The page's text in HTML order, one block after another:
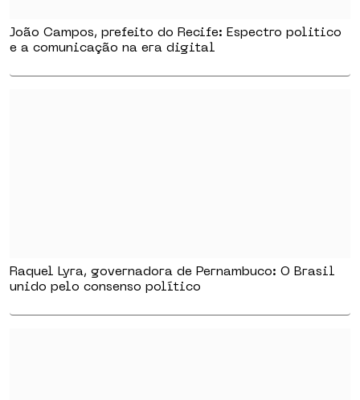
João Campos, prefeito do Recife: Espectro politico
e a comunicação na era digital
Raquel Lyra, governadora de Pernambuco: O Brasil
unido pelo consenso político